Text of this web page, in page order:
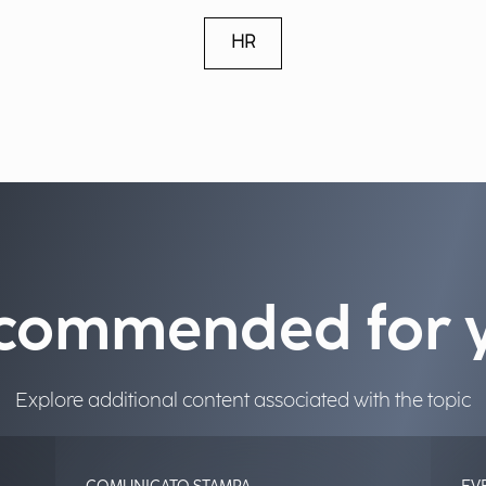
HR
for
Explore additional content associated with the topic